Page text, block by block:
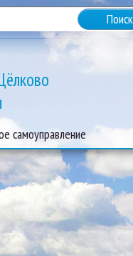
самоуправление